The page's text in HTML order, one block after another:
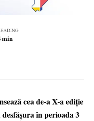
min
cea de-a X-a ediție
în perioada 3